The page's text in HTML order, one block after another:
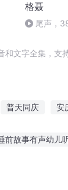
格聂
尾声，
文字全集，支
普天同庆 安
前故事有声幼儿